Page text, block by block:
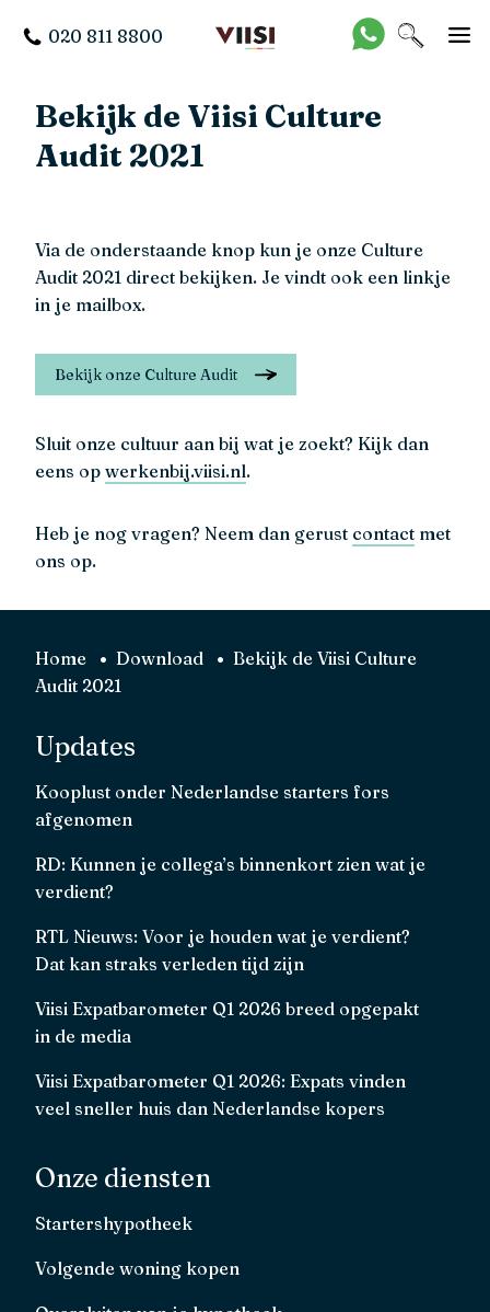
020 811 8800
Bekijk de Viisi Culture
Audit 2021
Via de onderstaande knop kun je onze Culture
Audit 2021 direct bekijken. Je vindt ook een linkje
in je mailbox.
Bekijk onze Culture Audit
Sluit onze cultuur aan bij wat je zoekt? Kijk dan
eens op werkenbij.viisi.nl.
Heb je nog vragen? Neem dan gerust contact met
ons op.
Home Download
Bekijk de Viisi Culture
Audit 2021
Updates
Kooplust onder Nederlandse starters fors
afgenomen
RD: Kunnen je collega’s binnenkort zien wat je
verdient?
RTL Nieuws: Voor je houden wat je verdient?
Dat kan straks verleden tijd zijn
Viisi Expatbarometer Q1 2026 breed opgepakt
in de media
Viisi Expatbarometer Q1 2026: Expats vinden
veel sneller huis dan Nederlandse kopers
Onze diensten
Startershypotheek
Volgende woning kopen